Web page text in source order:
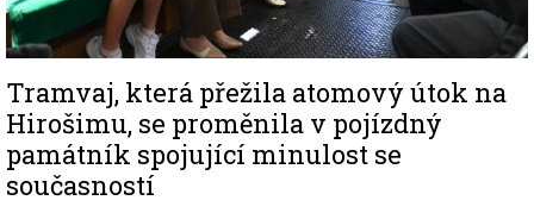
Tramvaj, která přežila atomový útok na
Hirošimu, se proměnila v pojízdný
památník spojující minulost se
současností